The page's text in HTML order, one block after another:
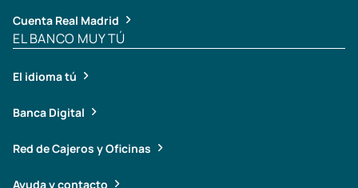
Cuenta Real Madrid
EL BANCO MUY TÚ
El idioma tú
Banca Digital
Red de Cajeros y Oficinas
Ayuda y contacto